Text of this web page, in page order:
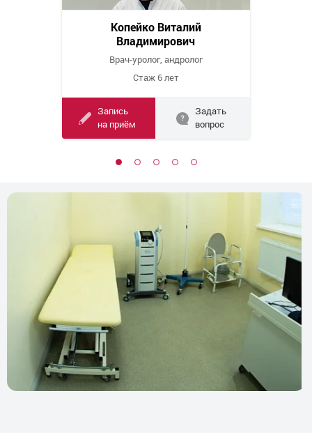
Копейко Виталий
Владимирович
Врач-уролог, андролог
Стаж 6 лет
Запись
на приём
Задать
вопрос